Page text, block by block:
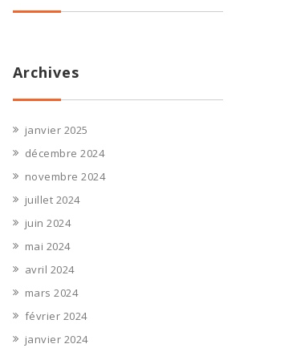
Archives
janvier 2025
décembre 2024
novembre 2024
juillet 2024
juin 2024
mai 2024
avril 2024
mars 2024
février 2024
janvier 2024